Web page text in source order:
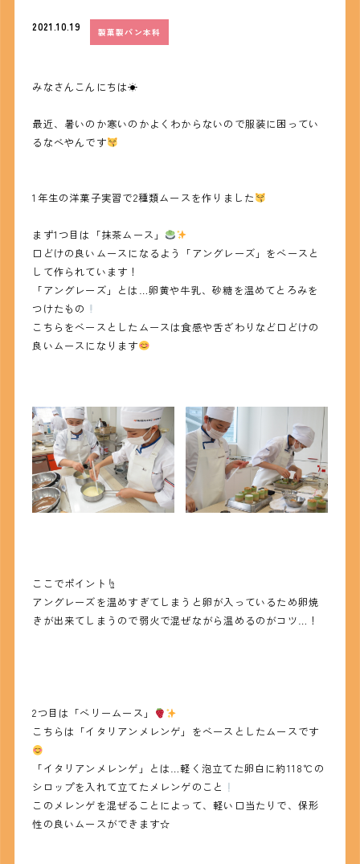
2021.10.19 製菓製パン本科
みなさんこんにちは☀
最近、暑いのか寒いのかよくわからないので服装に困ってい
るなべやんです
1年生の洋菓子実習で2種類ムースを作りました
まず1つ目は「抹茶ムース」
口どけの良いムースになるよう「アングレーズ」をベースと
して作られています！
「アングレーズ」とは…卵黄や牛乳、砂糖を温めてとろみを
つけたもの
こちらをベースとしたムースは食感や舌ざわりなど口どけの
良いムースになります
ここでポイント☝
アングレーズを温めすぎてしまうと卵が入っているため卵焼
きが出来てしまうので弱火で混ぜながら温めるのがコツ…！
2つ目は「ベリームース」
こちらは「イタリアンメレンゲ」をベースとしたムースです
「イタリアンメレンゲ」とは…軽く泡立てた卵白に約118℃の
シロップを入れて立てたメレンゲのこと
このメレンゲを混ぜることによって、軽い口当たりで、保形
性の良いムースができます☆